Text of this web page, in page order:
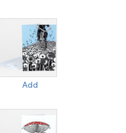
Add